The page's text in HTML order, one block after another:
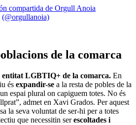
compartida de Orgull Anoia
(@orgullanoia)
de la comarca
entitat LGBTIQ+ de la comarca. En
és expandir-se a la resta de pobles de la
espai plural on capiguem totes. No és
admet en Xavi Grados. Per aquest
la seva voluntat de ser-hi per a totes
que necessitin serescoltades i